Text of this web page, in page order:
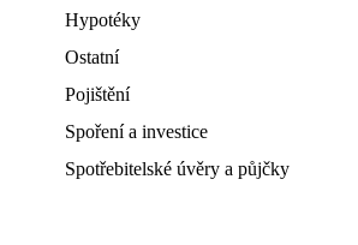
Hypotéky
Ostatní
Pojištění
Spoření a investice
Spotřebitelské úvěry a půjčky